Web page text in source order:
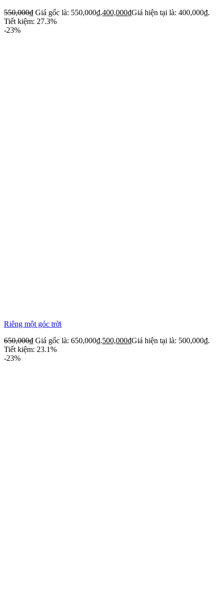
550,000₫ Giá gốc là: 550,000₫.400,000₫Giá hiện tại là: 400,000₫.
Tiết kiệm: 27.3%
-23%
Riêng một góc trời
650,000₫ Giá gốc là: 650,000₫.500,000₫Giá hiện tại là: 500,000₫.
Tiết kiệm: 23.1%
-23%